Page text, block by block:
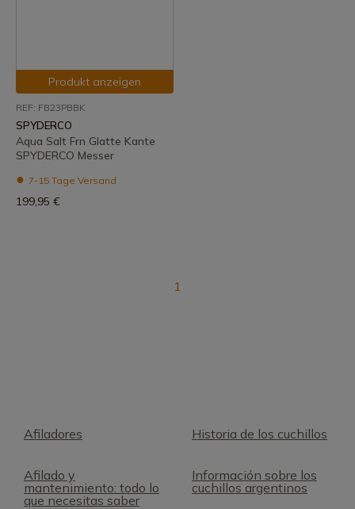
Produkt anzeigen
REF: FB23PBBK
SPYDERCO
Aqua Salt Frn Glatte Kante
SPYDERCO Messer
7-15 Tage Versand
199,95 €
1
Afiladores Historia de los cuchillos
Afilado y
mantenimiento: todo lo
que necesitas saber
Información sobre los
cuchillos argentinos